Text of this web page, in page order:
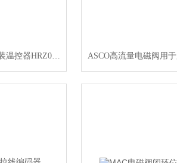
SMC双变频式循环液温调装温控器HRZ010-WS-C